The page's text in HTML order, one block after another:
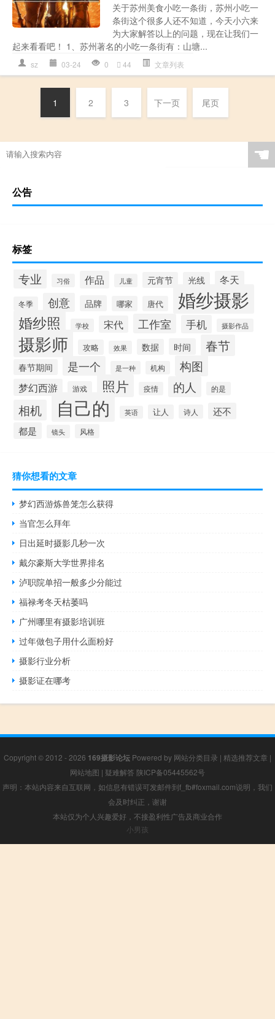
关于苏州美食小吃一条街，苏州小吃一
条街这个很多人还不知道，今天小六来
为大家解答以上的问题，现在让我们一
起来看看吧！ 1、苏州著名的小吃一条街有：山塘...
sz 03-24 0 44 文章列表
1 2 3 下一页 尾页
☚
公告
标签
专业 习俗 作品 儿童 元宵节 光线 冬天
冬季 创意 品牌 哪家 唐代 婚纱摄影
婚纱照 学校 宋代 工作室 手机 摄影作品
摄影师 攻略 效果 数据 时间 春节
春节期间 是一个 是一种 机构 构图
梦幻西游 游戏 照片 疫情 的人 的是
相机 自己的 英语 让人 诗人
还不
都是
镜头 风格
猜你想看的文章
梦幻西游炼兽笼怎么获得
当官怎么拜年
日出延时摄影几秒一次
戴尔豪斯大学世界排名
泸职院单招一般多少分能过
福禄考冬天枯萎吗
广州哪里有摄影培训班
过年做包子用什么面粉好
摄影行业分析
摄影证在哪考
Copyright © 2012 - 2026 169摄影论坛 Powered by 网站分类目录 | 精选推荐文章 |
网站地图 | 疑难解答 陕ICP备05445562号
声明：本站内容来自互联网，如信息有错误可发邮件到f_fb#foxmail.com说明，我们
会及时纠正，谢谢
本站仅为个人兴趣爱好，不接盈利性广告及商业合作
小男孩